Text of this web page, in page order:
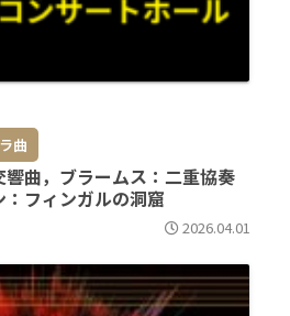
曲
曲，ブラームス：二重協奏
フィンガルの洞窟
2026.04.01